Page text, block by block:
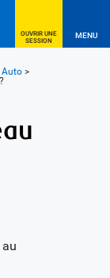
OUVRIR UNE
SESSION
MENU
Auto>